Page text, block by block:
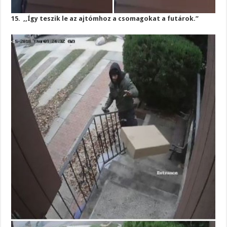
15. ,,Így teszik le az ajtómhoz a csomagokat a futárok.”